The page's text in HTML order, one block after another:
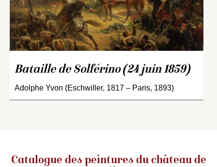
Bataille de Solférino (24 juin 1859)
Adolphe Yvon (Eschwiller, 1817 – Paris, 1893)
Catalogue des peintures du château de